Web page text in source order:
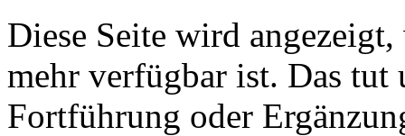
Diese Seite wird
mehr verfügbar ist. Das tut
Fortführung oder